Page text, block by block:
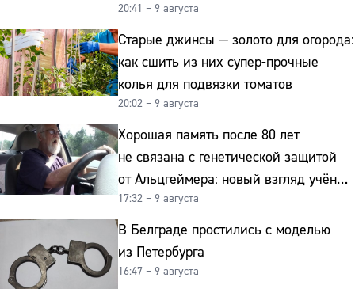
20:41 – 9 августа
Старые джинсы — золото для огорода:
как сшить из них супер-прочные
колья для подвязки томатов
20:02 – 9 августа
Хорошая память после 80 лет
не связана с генетической защитой
от Альцгеймера: новый взгляд учёных
на старение мозга
17:32 – 9 августа
В Белграде простились с моделью
из Петербурга
16:47 – 9 августа